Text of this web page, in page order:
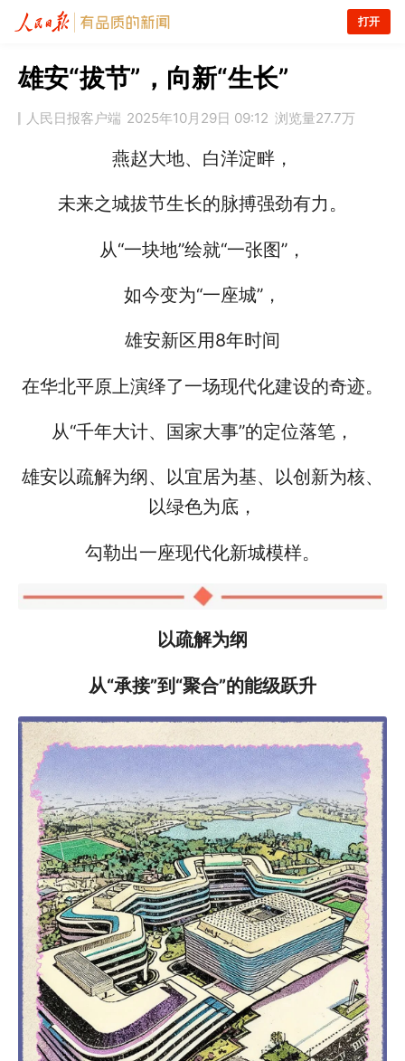
打开
雄安“拔节”，向新“生长”
人民日报客户端 2025年10月29日 09:12 浏览量27.7万
燕赵大地、白洋淀畔，
未来之城拔节生长的脉搏强劲有力。
从“一块地”绘就“一张图”，
如今变为“一座城”，
雄安新区用8年时间
在华北平原上演绎了一场现代化建设的奇迹。
从“千年大计、国家大事”的定位落笔，
雄安以疏解为纲、以宜居为基、以创新为核、
以绿色为底，
勾勒出一座现代化新城模样。
以疏解为纲
从“承接”到“聚合”的能级跃升